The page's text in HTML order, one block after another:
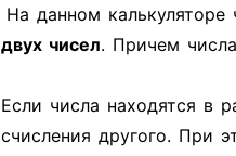
На данном
двух чисел. Причем
Если числа находятся в
счисления другого. При